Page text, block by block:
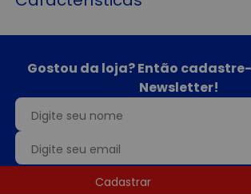
Gostou da loja? Então
Newsletter!
Cadastrar